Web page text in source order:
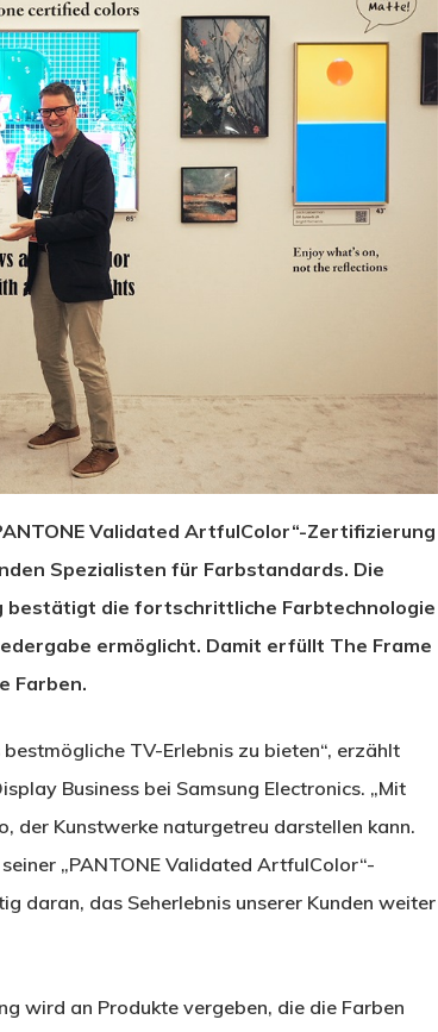
Validated ArtfulColor“-Zertifizierung
Spezialisten für Farbstandards. Die
bestätigt die fortschrittliche Farbtechnologie
ermöglicht. Damit erfüllt The Frame
Farben.
TV-Erlebnis zu bieten“, erzählt
Business bei Samsung Electronics. „Mit
der Kunstwerke naturgetreu darstellen kann.
„PANTONE Validated ArtfulColor“-
daran, das Seherlebnis unserer Kunden weiter
wird an Produkte vergeben, die die Farben